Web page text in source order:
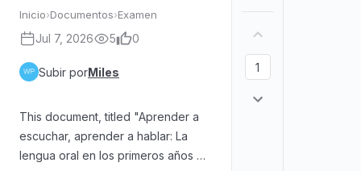
Inicio›Documentos›Examen
Jul 7, 2026 5 0
Subir porMiles
This document, titled "Aprender a
escuchar, aprender a hablar: La
lengua oral en los primeros años de